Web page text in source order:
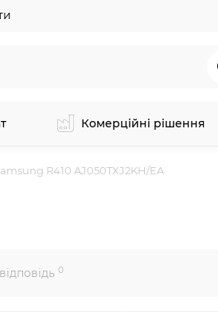
Комерційні рішення
R410 AJ050TXJ2KH/EA
0